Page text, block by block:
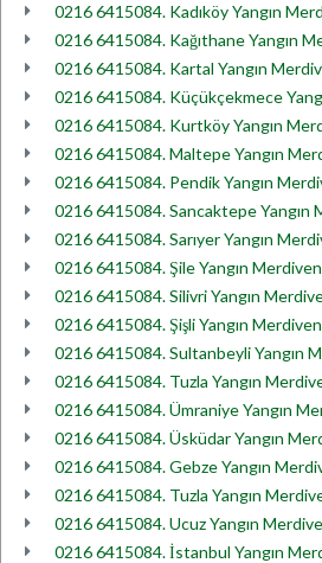
0216 6415084. Kadıköy Yangın
0216 6415084. Kağıthane Yangın
0216 6415084. Kartal Yangın
0216 6415084. Küçükçekmece
0216 6415084. Kurtköy Yangın
0216 6415084. Maltepe Yangın
0216 6415084. Pendik Yangın
0216 6415084. Sancaktepe Yangın
0216 6415084. Sarıyer Yangın
0216 6415084. Şile Yangın
0216 6415084. Silivri Yangın
0216 6415084. Şişli Yangın
0216 6415084. Sultanbeyli Yangın
0216 6415084. Tuzla Yangın
0216 6415084. Ümraniye Yangın
0216 6415084. Üsküdar Yangın
0216 6415084. Gebze Yangın
0216 6415084. Tuzla Yangın
0216 6415084. Ucuz Yangın
0216 6415084. İstanbul Yangın